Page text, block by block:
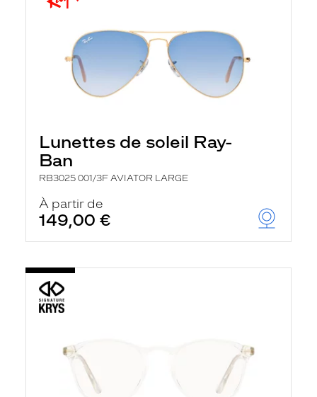
Lunettes de soleil Ray-
Ban
RB3025 001/3F AVIATOR LARGE
À partir de
149,00 €